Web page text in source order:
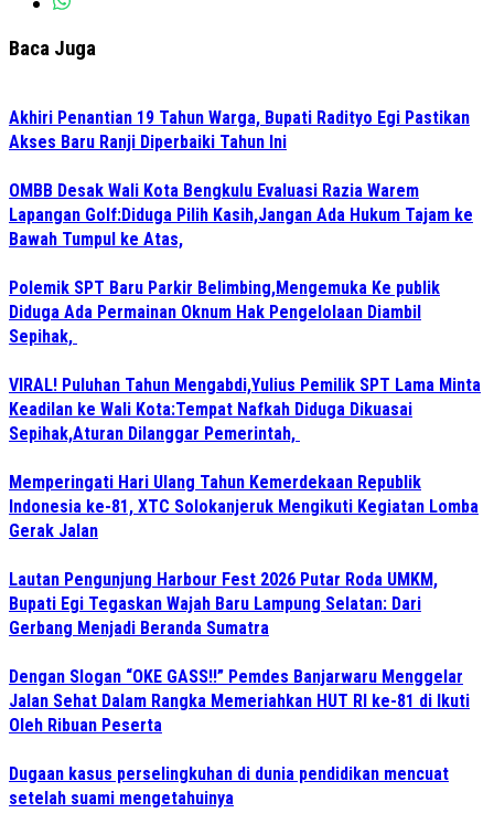
Baca Juga
Akhiri Penantian 19 Tahun Warga, Bupati Radityo Egi Pastikan
Akses Baru Ranji Diperbaiki Tahun Ini
OMBB Desak Wali Kota Bengkulu Evaluasi Razia Warem
Lapangan Golf:Diduga Pilih Kasih,Jangan Ada Hukum Tajam ke
Bawah Tumpul ke Atas,
Polemik SPT Baru Parkir Belimbing,Mengemuka Ke publik
Diduga Ada Permainan Oknum Hak Pengelolaan Diambil
Sepihak,
VIRAL! Puluhan Tahun Mengabdi,Yulius Pemilik SPT Lama Minta
Keadilan ke Wali Kota:Tempat Nafkah Diduga Dikuasai
Sepihak,Aturan Dilanggar Pemerintah,
Memperingati Hari Ulang Tahun Kemerdekaan Republik
Indonesia ke-81, XTC Solokanjeruk Mengikuti Kegiatan Lomba
Gerak Jalan
Lautan Pengunjung Harbour Fest 2026 Putar Roda UMKM,
Bupati Egi Tegaskan Wajah Baru Lampung Selatan: Dari
Gerbang Menjadi Beranda Sumatra
Dengan Slogan “OKE GASS!!” Pemdes Banjarwaru Menggelar
Jalan Sehat Dalam Rangka Memeriahkan HUT RI ke-81 di Ikuti
Oleh Ribuan Peserta
Dugaan kasus perselingkuhan di dunia pendidikan mencuat
setelah suami mengetahuinya